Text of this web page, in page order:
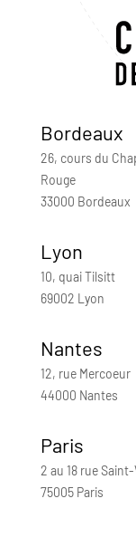
Bordeaux
26, cours du
Rouge
33000 Bordeaux
Lyon
10, quai Tilsitt
69002 Lyon
Nantes
12, rue Mercoeur
44000 Nantes
Paris
2 au 18 rue
75005 Paris